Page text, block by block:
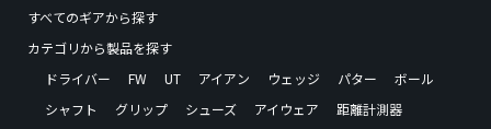
すべてのギアから探す
カテゴリから製品を探す
ドライバー
FW UT アイアン ウェッジ パター
ボール
シャフト
グリップ シューズ アイウェア
距離計測器